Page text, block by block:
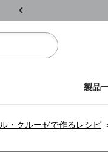
製品
ル・クルーゼで作るレシピ